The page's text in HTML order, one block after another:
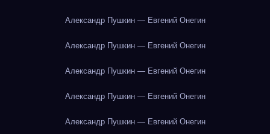
Александр Пушкин — Евгений Онегин
Александр Пушкин — Евгений Онегин
Александр Пушкин — Евгений Онегин
Александр Пушкин — Евгений Онегин
Александр Пушкин — Евгений Онегин